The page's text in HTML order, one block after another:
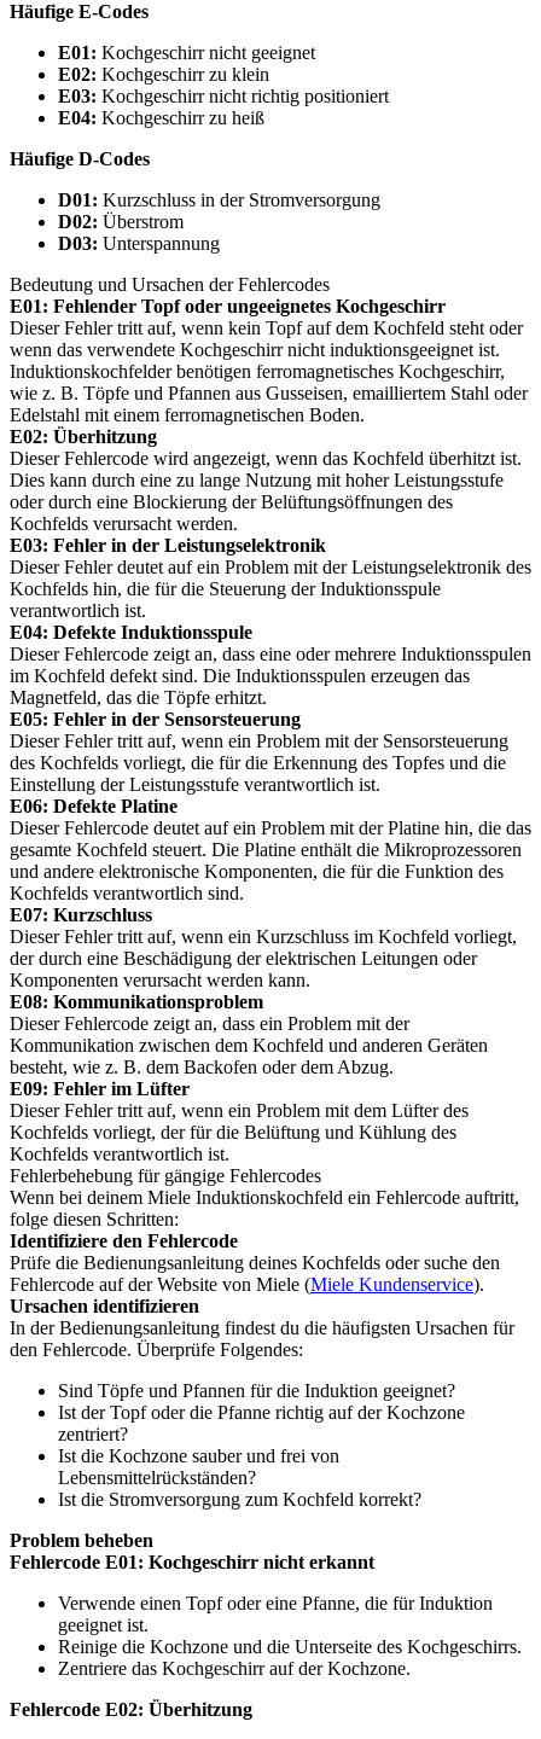
Häufige E-Codes
E01: Kochgeschirr nicht geeignet
E02: Kochgeschirr zu klein
E03: Kochgeschirr nicht richtig positioniert
E04: Kochgeschirr zu heiß
Häufige D-Codes
D01: Kurzschluss in der Stromversorgung
D02: Überstrom
D03: Unterspannung
Bedeutung und Ursachen der Fehlercodes
E01: Fehlender Topf oder ungeeignetes Kochgeschirr
Dieser Fehler tritt auf, wenn kein Topf auf dem Kochfeld steht oder
wenn das verwendete Kochgeschirr nicht induktionsgeeignet ist.
Induktionskochfelder benötigen ferromagnetisches Kochgeschirr,
wie z. B. Töpfe und Pfannen aus Gusseisen, emailliertem Stahl oder
Edelstahl mit einem ferromagnetischen Boden.
E02: Überhitzung
Dieser Fehlercode wird angezeigt, wenn das Kochfeld überhitzt ist.
Dies kann durch eine zu lange Nutzung mit hoher Leistungsstufe
oder durch eine Blockierung der Belüftungsöffnungen des
Kochfelds verursacht werden.
E03: Fehler in der Leistungselektronik
Dieser Fehler deutet auf ein Problem mit der Leistungselektronik des
Kochfelds hin, die für die Steuerung der Induktionsspule
verantwortlich ist.
E04: Defekte Induktionsspule
Dieser Fehlercode zeigt an, dass eine oder mehrere Induktionsspulen
im Kochfeld defekt sind. Die Induktionsspulen erzeugen das
Magnetfeld, das die Töpfe erhitzt.
E05: Fehler in der Sensorsteuerung
Dieser Fehler tritt auf, wenn ein Problem mit der Sensorsteuerung
des Kochfelds vorliegt, die für die Erkennung des Topfes und die
Einstellung der Leistungsstufe verantwortlich ist.
E06: Defekte Platine
Dieser Fehlercode deutet auf ein Problem mit der Platine hin, die das
gesamte Kochfeld steuert. Die Platine enthält die Mikroprozessoren
und andere elektronische Komponenten, die für die Funktion des
Kochfelds verantwortlich sind.
E07: Kurzschluss
Dieser Fehler tritt auf, wenn ein Kurzschluss im Kochfeld vorliegt,
der durch eine Beschädigung der elektrischen Leitungen oder
Komponenten verursacht werden kann.
E08: Kommunikationsproblem
Dieser Fehlercode zeigt an, dass ein Problem mit der
Kommunikation zwischen dem Kochfeld und anderen Geräten
besteht, wie z. B. dem Backofen oder dem Abzug.
E09: Fehler im Lüfter
Dieser Fehler tritt auf, wenn ein Problem mit dem Lüfter des
Kochfelds vorliegt, der für die Belüftung und Kühlung des
Kochfelds verantwortlich ist.
Fehlerbehebung für gängige Fehlercodes
Wenn bei deinem Miele Induktionskochfeld ein Fehlercode auftritt,
folge diesen Schritten:
Identifiziere den Fehlercode
Prüfe die Bedienungsanleitung deines Kochfelds oder suche den
Fehlercode auf der Website von Miele (Miele Kundenservice).
Ursachen identifizieren
In der Bedienungsanleitung findest du die häufigsten Ursachen für
den Fehlercode. Überprüfe Folgendes:
Sind Töpfe und Pfannen für die Induktion geeignet?
Ist der Topf oder die Pfanne richtig auf der Kochzone
zentriert?
Ist die Kochzone sauber und frei von
Lebensmittelrückständen?
Ist die Stromversorgung zum Kochfeld korrekt?
Problem beheben
Fehlercode E01: Kochgeschirr nicht erkannt
Verwende einen Topf oder eine Pfanne, die für Induktion
geeignet ist.
Reinige die Kochzone und die Unterseite des Kochgeschirrs.
Zentriere das Kochgeschirr auf der Kochzone.
Fehlercode E02: Überhitzung